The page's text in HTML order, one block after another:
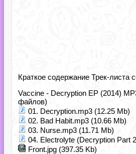
Краткое содержание Трек-листа
Vaccine - Decryption EP (2014)
файлов)
01. Decryption.mp3 (12.25 Mb)
02. Bad Habit.mp3 (10.66 Mb)
03. Nurse.mp3 (11.71 Mb)
04. Electrolyte (Decryption Part
Front.jpg (397.35 Kb)